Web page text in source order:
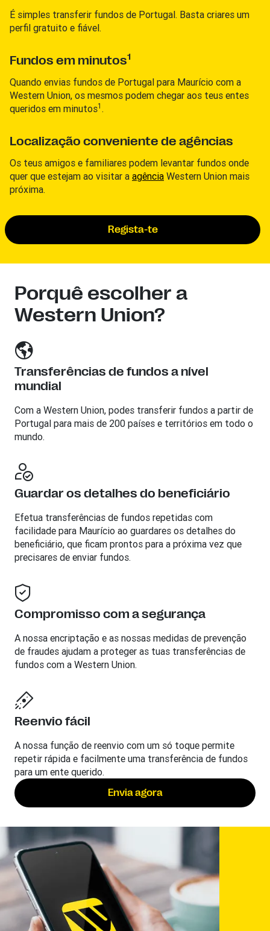
É simples transferir fundos de Portugal. Basta criares um
perfil gratuito e fiável.
Fundos em minutos1
Quando envias fundos de Portugal para Maurício com a
Western Union, os mesmos podem chegar aos teus entes
queridos em minutos1 .
Localização conveniente de agências
Os teus amigos e familiares podem levantar fundos onde
quer que estejam ao visitar a agência Western Union mais
próxima.
Regista-te
Porquê escolher a
Western Union?
Transferências de fundos a nível
mundial
Com a Western Union, podes transferir fundos a partir de
Portugal para mais de 200 países e territórios em todo o
mundo.
Guardar os detalhes do beneficiário
Efetua transferências de fundos repetidas com
facilidade para Maurício ao guardares os detalhes do
beneficiário, que ficam prontos para a próxima vez que
precisares de enviar fundos.
Compromisso com a segurança
A nossa encriptação e as nossas medidas de prevenção
de fraudes ajudam a proteger as tuas transferências de
fundos com a Western Union.
Reenvio fácil
A nossa função de reenvio com um só toque permite
repetir rápida e facilmente uma transferência de fundos
para um ente querido.
Envia agora